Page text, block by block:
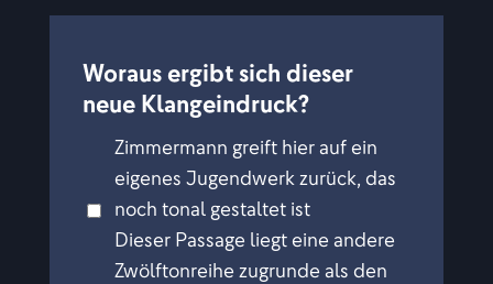
Woraus ergibt sich dieser
neue Klangeindruck?
Zimmermann greift hier auf ein
eigenes Jugendwerk zurück, das
noch tonal gestaltet ist
Dieser Passage liegt eine andere
Zwölftonreihe zugrunde als den